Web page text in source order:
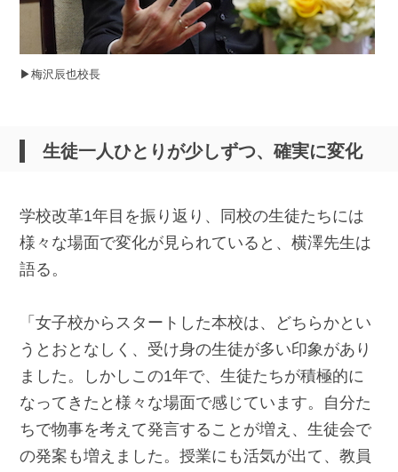
▶︎梅沢辰也校長
生徒一人ひとりが少しずつ、確実に変化
学校改革1年目を振り返り、同校の生徒たちには
様々な場面で変化が見られていると、横澤先生は
語る。
「女子校からスタートした本校は、どちらかとい
うとおとなしく、受け身の生徒が多い印象があり
ました。しかしこの1年で、生徒たちが積極的に
なってきたと様々な場面で感じています。自分た
ちで物事を考えて発言することが増え、生徒会で
の発案も増えました。授業にも活気が出て、教員